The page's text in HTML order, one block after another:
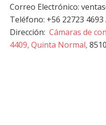
Correo Electrónico:
Teléfono: +56 22723
Dirección: Cámaras de
4409, Quinta Normal,